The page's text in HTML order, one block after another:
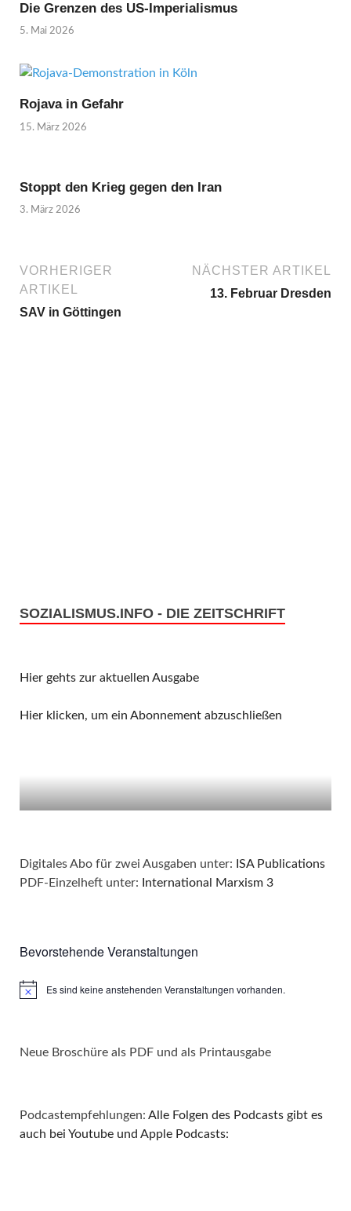
Die Grenzen des US-Imperialismus
5. Mai 2026
Rojava in Gefahr
15. März 2026
Stoppt den Krieg gegen den Iran
3. März 2026
VORHERIGER
ARTIKEL
SAV in Göttingen
NÄCHSTER ARTIKEL
13. Februar Dresden
SOZIALISMUS.INFO - DIE ZEITSCHRIFT
Hier gehts zur aktuellen Ausgabe
Hier klicken, um ein Abonnement abzuschließen
Digitales Abo für zwei Ausgaben unter: ISA Publications
PDF-Einzelheft unter:
International Marxism 3
Bevorstehende Veranstaltungen
HinweisEs sind keine anstehenden Veranstaltungen vorhanden.
Neue Broschüre als PDF und als Printausgabe
Podcastempfehlungen: Alle Folgen des Podcasts gibt es
auch bei Youtube und Apple Podcasts: